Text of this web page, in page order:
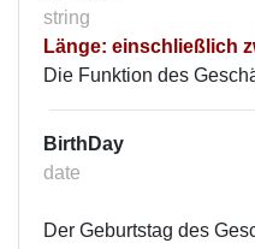
string
Länge: einschließlich
Die Funktion des
BirthDay
date
Der Geburtstag des